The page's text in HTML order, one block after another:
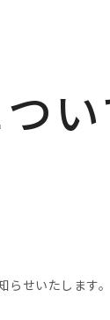
い
せいたします。